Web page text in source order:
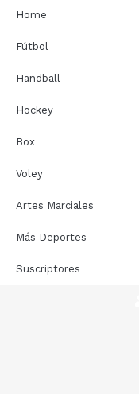
Home
Fútbol
Handball
Hockey
Box
Voley
Artes Marciales
Más Deportes
Suscriptores